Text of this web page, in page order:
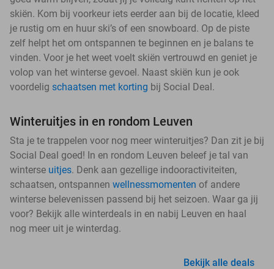
skiën. Kom bij voorkeur iets eerder aan bij de locatie, kleed
je rustig om en huur ski’s of een snowboard. Op de piste
zelf helpt het om ontspannen te beginnen en je balans te
vinden. Voor je het weet voelt skiën vertrouwd en geniet je
volop van het winterse gevoel. Naast skiën kun je ook
voordelig schaatsen met korting bij Social Deal.
Winteruitjes in en rondom Leuven
Sta je te trappelen voor nog meer winteruitjes? Dan zit je bij
Social Deal goed! In en rondom Leuven beleef je tal van
winterse uitjes. Denk aan gezellige indooractiviteiten,
schaatsen, ontspannen wellnessmomenten of andere
winterse belevenissen passend bij het seizoen. Waar ga jij
voor? Bekijk alle winterdeals in en nabij Leuven en haal
nog meer uit je winterdag.
Bekijk alle deals